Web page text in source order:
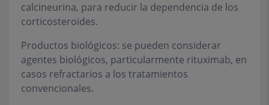
calcineurina, para reducir la dependencia de los
corticosteroides.
Productos biológicos: se pueden considerar
agentes biológicos, particularmente rituximab, en
casos refractarios a los tratamientos
convencionales.